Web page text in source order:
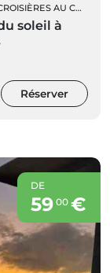
AU COUCHER DU SOLEIL
soleil à
Réserver
DE
59 00€